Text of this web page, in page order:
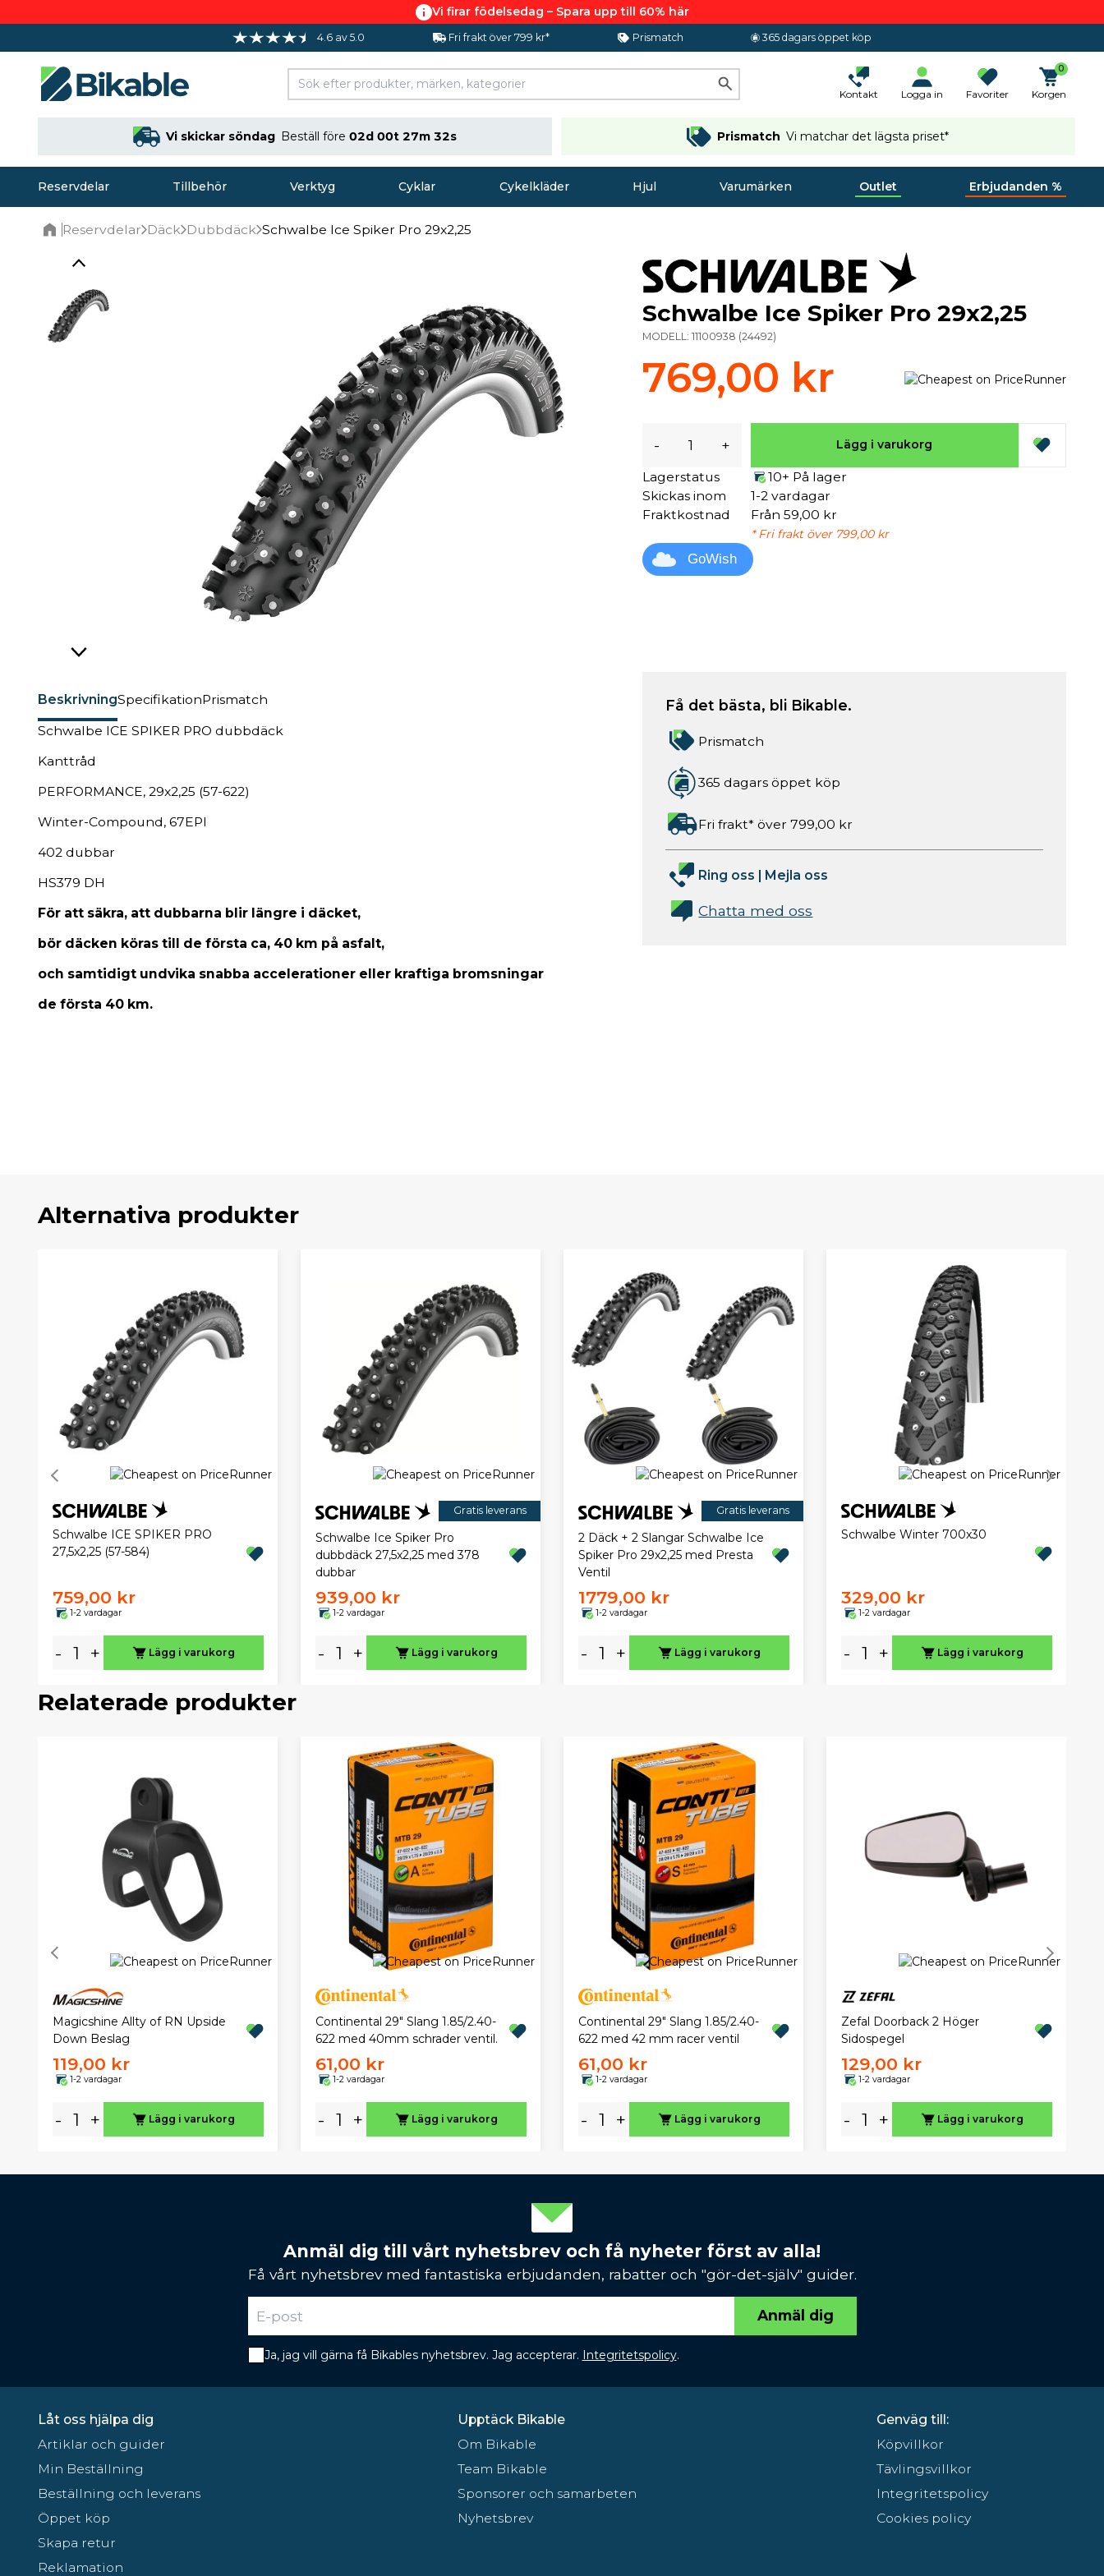
Vi firar födelsedag – Spara upp till 60% här
4.6 av 5.0 Fri frakt över 799 kr* Prismatch 365 dagars öppet köp
Kontakt Logga in Favoriter
0
Korgen
Vi skickar söndag Beställ före 02d 00t 27m 32s Prismatch Vi matchar det lägsta priset*
Reservdelar Tillbehör Verktyg Cyklar Cykelkläder Hjul Varumärken Outlet Erbjudanden %
Reservdelar Däck Dubbdäck Schwalbe Ice Spiker Pro 29x2,25
BeskrivningSpecifikationPrismatch
Schwalbe ICE SPIKER PRO dubbdäck
Kanttråd
​PERFORMANCE, 29x2,25 (57-622)
Winter-Compound, 67EPI
402 dubbar
HS379 DH
För att säkra, att dubbarna blir längre i däcket,
bör däcken köras till de första ca, 40 km på asfalt,
och samtidigt undvika snabba accelerationer eller kraftiga bromsningar
de första 40 km.
Schwalbe Ice Spiker Pro 29x2,25
MODELL:11100938 (24492)
769,00 kr
- + Lägg i varukorg
Lagerstatus
10+ På lager
Skickas inom
1-2 vardagar
Fraktkostnad
Från 59,00 kr
* Fri frakt över 799,00 kr
GoWish
Få det bästa, bli Bikable.
Prismatch
365 dagars öppet köp
Fri frakt* över 799,00 kr
Ring oss | Mejla oss
Chatta med oss
Alternativa produkter
Schwalbe ICE SPIKER PRO
27,5x2,25 (57-584)
759,00 kr
1-2 vardagar
- + Lägg i varukorg
Gratis leverans
Schwalbe Ice Spiker Pro
dubbdäck 27,5x2,25 med 378
dubbar
939,00 kr
1-2 vardagar
- + Lägg i varukorg
Gratis leverans
2 Däck + 2 Slangar Schwalbe Ice
Spiker Pro 29x2,25 med Presta
Ventil
1779,00 kr
1-2 vardagar
- + Lägg i varukorg
Schwalbe Winter 700x30
329,00 kr
1-2 vardagar
- + Lägg i varukorg
Relaterade produkter
Magicshine Allty of RN Upside
Down Beslag
119,00 kr
1-2 vardagar
- + Lägg i varukorg
Continental 29" Slang 1.85/2.40-
622 med 40mm schrader ventil.
61,00 kr
1-2 vardagar
- + Lägg i varukorg
Continental 29" Slang 1.85/2.40-
622 med 42 mm racer ventil
61,00 kr
1-2 vardagar
- + Lägg i varukorg
Zefal Doorback 2 Höger
Sidospegel
129,00 kr
1-2 vardagar
- + Lägg i varukorg
Anmäl dig till vårt nyhetsbrev och få nyheter först av alla!
Få vårt nyhetsbrev med fantastiska erbjudanden, rabatter och "gör-det-själv" guider.
Anmäl dig
Ja, jag vill gärna få Bikables nyhetsbrev. Jag accepterar. Integritetspolicy.
Låt oss hjälpa dig
Artiklar och guider
Min Beställning
Beställning och leverans
Öppet köp
Skapa retur
Reklamation
Upptäck Bikable
Om Bikable
Team Bikable
Sponsorer och samarbeten
Nyhetsbrev
Genväg till:
Köpvillkor
Tävlingsvillkor
Integritetspolicy
Cookies policy